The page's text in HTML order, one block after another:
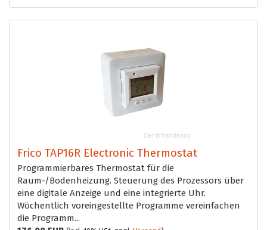
Frico TAP16R Electronic Thermostat
Programmierbares Thermostat für die
Raum-/Bodenheizung. Steuerung des Prozessors über
eine digitale Anzeige und eine integrierte Uhr.
Wöchentlich voreingestellte Programme vereinfachen
die Programm...